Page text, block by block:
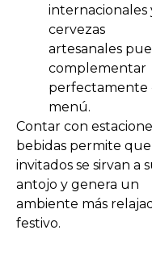
internacionales
cervezas
artesanales
complementar
perfectamente
menú.
Contar con
bebidas permite
invitados se sirvan a
antojo y genera un
ambiente más
festivo.